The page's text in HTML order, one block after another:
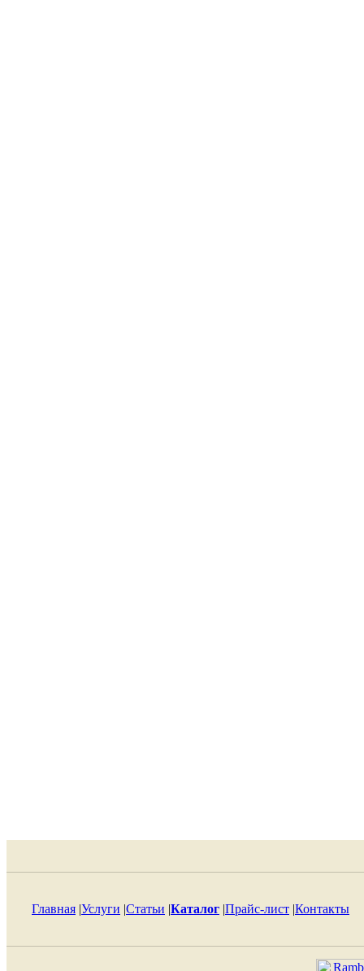
Главная |Услуги |Статьи |Каталог |Прайс-лист |Контакты